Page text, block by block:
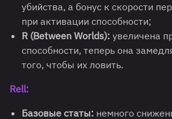
убийства, а бонус к скорости
при активации способности;
R (Between Worlds): увеличена
способности, теперь она
того, чтобы их ловить.
Rell:
Базовые статы: немного